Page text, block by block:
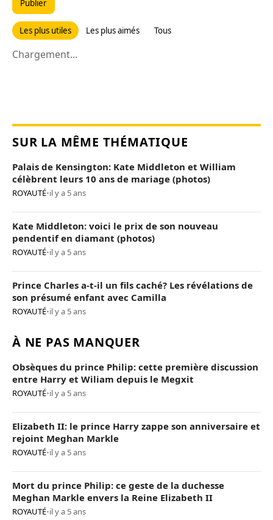
Publier
Les plus utiles Les plus aimés Tous
Chargement...
SUR LA MÊME THÉMATIQUE
Palais de Kensington: Kate Middleton et William
célèbrent leurs 10 ans de mariage (photos)
ROYAUTÉ•il y a 5 ans
Kate Middleton: voici le prix de son nouveau
pendentif en diamant (photos)
ROYAUTÉ•il y a 5 ans
Prince Charles a-t-il un fils caché? Les révélations de
son présumé enfant avec Camilla
ROYAUTÉ•il y a 5 ans
À NE PAS MANQUER
Obsèques du prince Philip: cette première discussion
entre Harry et Wiliam depuis le Megxit
ROYAUTÉ•il y a 5 ans
Elizabeth II: le prince Harry zappe son anniversaire et
rejoint Meghan Markle
ROYAUTÉ•il y a 5 ans
Mort du prince Philip: ce geste de la duchesse
Meghan Markle envers la Reine Elizabeth II
ROYAUTÉ•il y a 5 ans